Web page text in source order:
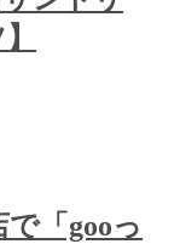
「gooっ